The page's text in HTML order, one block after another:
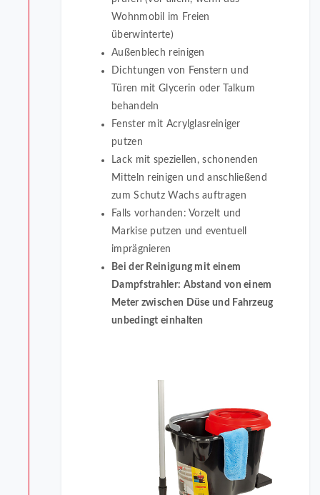
Wohnmobil im Freien
überwinterte)
Außenblech reinigen
Dichtungen von Fenstern und
Türen mit Glycerin oder Talkum
behandeln
Fenster mit Acrylglasreiniger
putzen
Lack mit speziellen, schonenden
Mitteln reinigen und anschließend
zum Schutz Wachs auftragen
Falls vorhanden: Vorzelt und
Markise putzen und eventuell
imprägnieren
Bei der Reinigung mit einem
Dampfstrahler: Abstand von einem
Meter zwischen Düse und Fahrzeug
unbedingt einhalten